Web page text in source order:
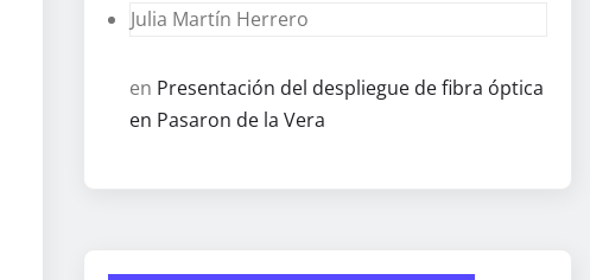
Julia Martín Herrero
en Presentación del despliegue de fibra óptica
en Pasaron de la Vera